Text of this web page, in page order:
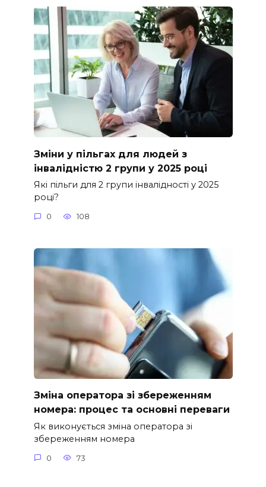
Зміни у пільгах для людей з
інвалідністю 2 групи у 2025 році
Які пільги для 2 групи інвалідності у 2025
році?
0 108
Зміна оператора зі збереженням
номера: процес та основні переваги
Як виконується зміна оператора зі
збереженням номера
0 73